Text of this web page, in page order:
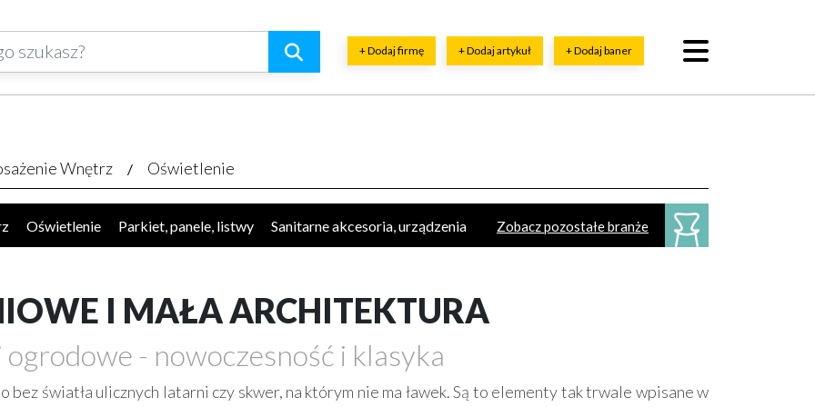
+ Dodaj firmę + Dodaj artykuł + Dodaj baner
Wnętrz Oświetlenie
Zobacz pozostałe branże
Oświetlenie Parkiet, panele, listwy
Sanitarne akcesoria, urządzenia
I MAŁA ARCHITEKTURA
- nowoczesność i klasyka
bez światła ulicznych latarni czy skwer, na którym nie ma ławek. Są to elementy tak trwale wpisane w